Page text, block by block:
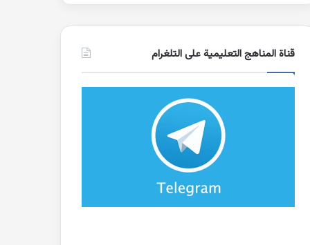
قناة المناهج التعليمية على التلغرام